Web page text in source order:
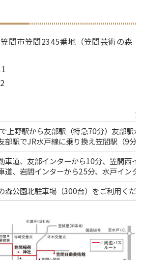
間市笠間2345番地（笠間芸術の森
上野駅から友部駅（特急70分）友部駅
部駅でJR水戸線に乗り換え笠間駅（9分
車道、友部インターから10分、笠間西イ
道、岩間インターから25分、水戸インタ
森公園北駐車場（300台）をご利用くだ